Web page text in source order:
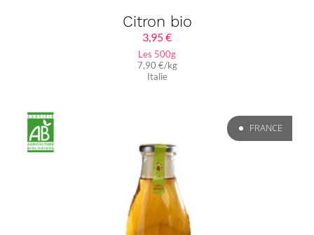
Citron bio
3,95€
Les 500g
7,90 €/kg
Italie
FRANCE